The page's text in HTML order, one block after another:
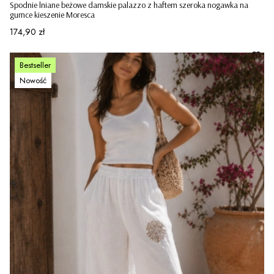
Spodnie lniane beżowe damskie palazzo z haftem szeroka nogawka na
gumce kieszenie Moresca
Cena
174,90 zł
Bestseller
Nowość